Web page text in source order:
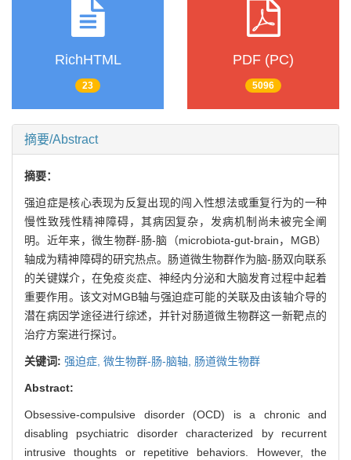
RichHTML
23
PDF (PC)
5096
摘要/Abstract
摘要：
强迫症是核心表现为反复出现的闯入性想法或重复行为的一种
慢性致残性精神障碍，其病因复杂，发病机制尚未被完全阐
明。近年来，微生物群-肠-脑（microbiota-gut-brain，MGB）
轴成为精神障碍的研究热点。肠道微生物群作为脑-肠双向联系
的关键媒介，在免疫炎症、神经内分泌和大脑发育过程中起着
重要作用。该文对MGB轴与强迫症可能的关联及由该轴介导的
潜在病因学途径进行综述，并针对肠道微生物群这一新靶点的
治疗方案进行探讨。
关键词: 强迫症, 微生物群-肠-脑轴, 肠道微生物群
Abstract:
Obsessive-compulsive disorder (OCD) is a chronic and
disabling psychiatric disorder characterized by recurrent
intrusive thoughts or repetitive behaviors. However, the